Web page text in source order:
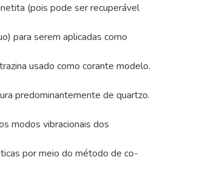
(pois pode ser recuperável
para serem aplicadas como
usado como corante modelo.
predominantemente de quartzo.
modos vibracionais dos
por meio do método de co-